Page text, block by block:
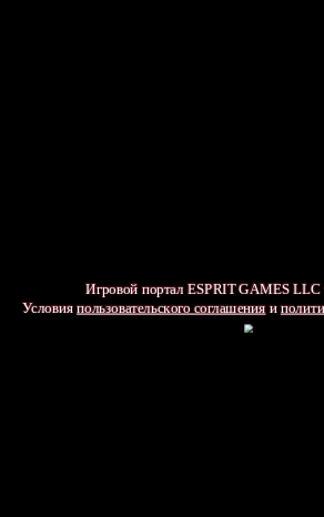
Игровой портал ESPRIT GAMES
Условияпользовательского соглашенияи